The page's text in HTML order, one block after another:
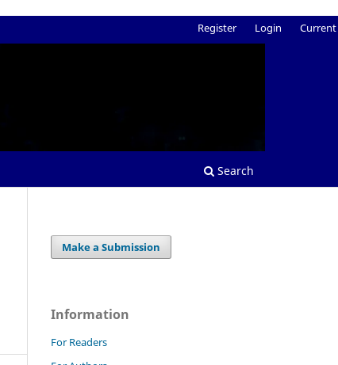
Search
Register Login Current
Make a Submission
Information
For Readers